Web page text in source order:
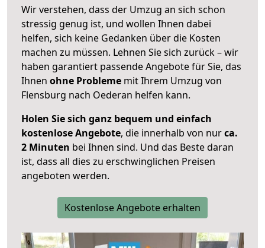
Wir verstehen, dass der Umzug an sich schon
stressig genug ist, und wollen Ihnen dabei
helfen, sich keine Gedanken über die Kosten
machen zu müssen. Lehnen Sie sich zurück – wir
haben garantiert passende Angebote für Sie, das
Ihnen ohne Probleme mit Ihrem Umzug von
Flensburg nach Oederan helfen kann.
Holen Sie sich ganz bequem und einfach
kostenlose Angebote, die innerhalb von nurca.
2 Minuten bei Ihnen sind. Und das Beste daran
ist, dass all dies zu erschwinglichen Preisen
angeboten werden.
Kostenlose Angebote erhalten